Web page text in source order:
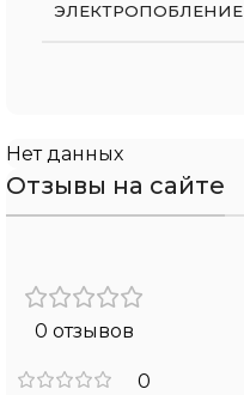
ЭЛЕКТРОПОБЛЕНИЕ
Нет данных
Отзывы на сайте
0 отзывов
0